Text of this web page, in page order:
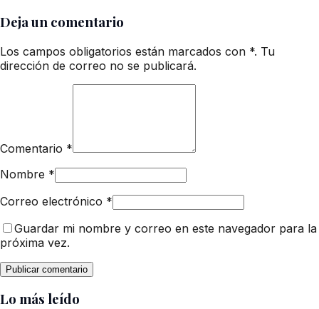
Deja un comentario
Los campos obligatorios están marcados con *. Tu
dirección de correo no se publicará.
Comentario *
Nombre *
Correo electrónico *
Guardar mi nombre y correo en este navegador para la
próxima vez.
Lo más leído